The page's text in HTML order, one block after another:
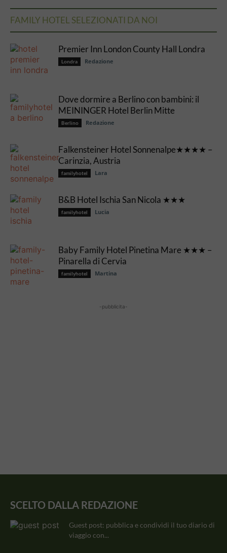
FAMILY HOTEL SELEZIONATI DA NOI
Premier Inn London County Hall Londra
Londra Redazione
Dove dormire a Berlino con bambini: il
MEININGER Hotel Berlin Mitte
Berlino Redazione
Falkensteiner Hotel Sonnenalpe★★★★ –
Carinzia, Austria
familyhotel Lara
B&B Hotel Ischia San Nicola ★★★
familyhotel Lucia
Baby Family Hotel Pinetina Mare ★★★ –
Pinarella di Cervia
familyhotel Martina
-pubblicita-
SCELTO DALLA REDAZIONE
Guest post: pubblica e condividi il tuo diario di
viaggio con...